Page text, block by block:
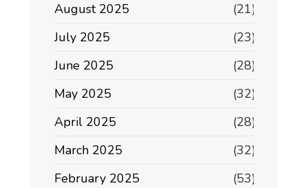
August 2025
(21)
July 2025
(23)
June 2025
(28)
May 2025
(32)
April 2025
(28)
March 2025
(32)
February 2025
(53)